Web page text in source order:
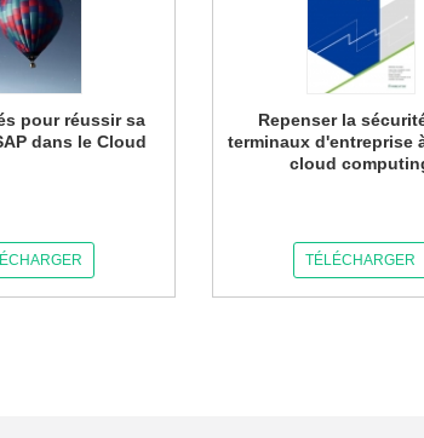
pour réussir sa
dans le Cloud
Repenser la
terminaux d'entreprise
cloud
TÉLÉCHARGER